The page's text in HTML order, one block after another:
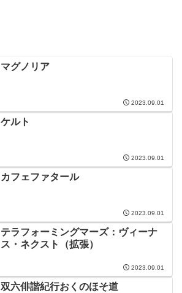
マグノリア
2023.09.01
ケルト
2023.09.01
カフェファタール
2023.09.01
テラフォーミングマーズ：ヴィーナ
ス・ネクスト（拡張）
2023.09.01
双六俳諧紀行おくのほそ道